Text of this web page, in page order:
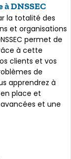
DNSSEC
la totalité des
et organisations
permet de
à cette
clients et vos
de
apprendrez à
place et
et une